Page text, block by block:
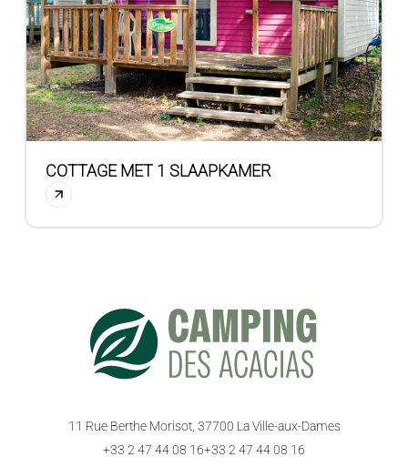
COTTAGE MET 1 SLAAPKAMER
11 Rue Berthe Morisot, 37700 La Ville-aux-Dames
+33 2 47 44 08 16+33 2 47 44 08 16